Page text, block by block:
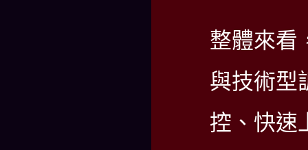
整體來看
與技術型
控、快速